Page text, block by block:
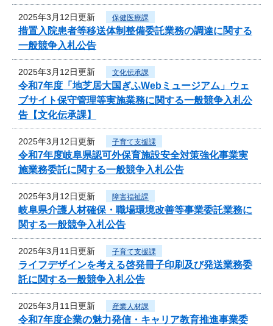
2025年3月12日更新 保健医療課
措置入院患者等移送体制整備委託業務の調達に関する
一般競争入札公告
2025年3月12日更新 文化伝承課
令和7年度「地芝居大国ぎふWebミュージアム」ウェ
ブサイト保守管理等実施業務に関する一般競争入札公
告【文化伝承課】
2025年3月12日更新 子育て支援課
令和7年度岐阜県認可外保育施設安全対策強化事業実
施業務委託に関する一般競争入札公告
2025年3月12日更新 障害福祉課
岐阜県介護人材確保・職場環境改善等事業委託業務に
関する一般競争入札公告
2025年3月11日更新 子育て支援課
ライフデザインを考える啓発冊子印刷及び発送業務委
託に関する一般競争入札公告
2025年3月11日更新 産業人材課
令和7年度企業の魅力発信・キャリア教育推進事業委